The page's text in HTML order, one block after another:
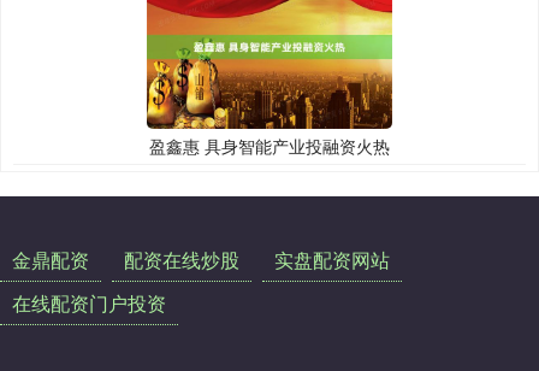
盈鑫惠 具身智能产业投融资火热
金鼎配资 配资在线炒股
实盘配资网站
在线配资门户投资